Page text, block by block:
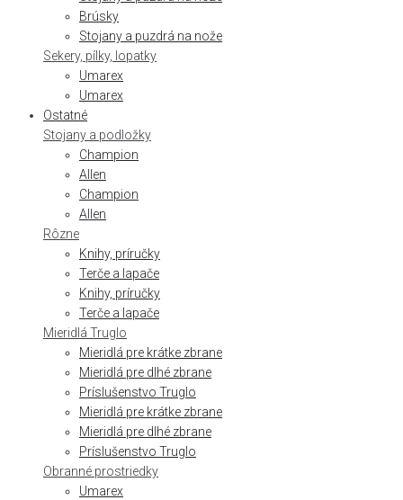
Brúsky
Stojany a puzdrá na nože
Sekery, pílky, lopatky
Umarex
Umarex
Ostatné
Stojany a podložky
Champion
Allen
Champion
Allen
Rôzne
Knihy, príručky
Terče a lapače
Knihy, príručky
Terče a lapače
Mieridlá Truglo
Mieridlá pre krátke zbrane
Mieridlá pre dlhé zbrane
Príslušenstvo Truglo
Mieridlá pre krátke zbrane
Mieridlá pre dlhé zbrane
Príslušenstvo Truglo
Obranné prostriedky
Umarex